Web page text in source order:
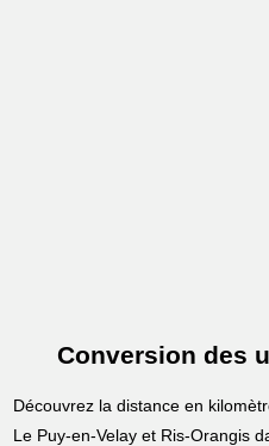
Conversion des
Découvrez la distance en
Le Puy-en-Velay et Ris-Orangis